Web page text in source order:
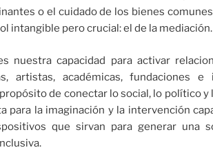
o el cuidado de los bienes
intangible pero crucial: el de la mediación.
nuestra capacidad para activar
artistas, académicas, fundaciones e
de conectar lo social, lo político y
para la imaginación y la intervención
que sirvan para generar una